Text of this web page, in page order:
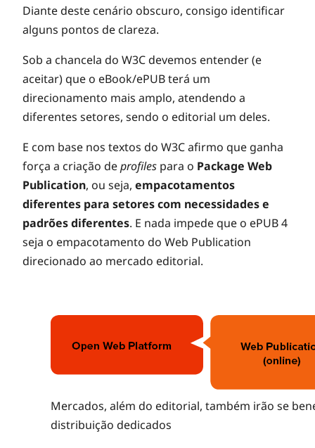
Diante deste cenário obscuro, consigo identificar
alguns pontos de clareza.
Sob a chancela do W3C devemos entender (e
aceitar) que o eBook/ePUB terá um
direcionamento mais amplo, atendendo a
diferentes setores, sendo o editorial um deles.
E com base nos textos do W3C afirmo que ganha
força a criação deprofiles para o Package Web
Publication, ou seja, empacotamentos
diferentes para setores com necessidades e
padrões diferentes. E nada impede que o ePUB 4
seja o empacotamento do Web Publication
direcionado ao mercado editorial.
Mercados, além do editorial, também irão se
distribuição dedicados